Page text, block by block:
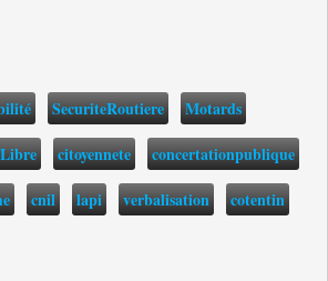
SecuriteRoutiere
Motards
citoyennete
concertationpublique
cnil lapi verbalisation
cotentin